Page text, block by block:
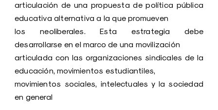
articulación de una propuesta de política pública
educativa alternativa a la que promueven
los neoliberales. Esta estrategia debe
desarrollarse en el marco de una movilización
articulada con las organizaciones sindicales de la
educación, movimientos estudiantiles,
movimientos sociales, intelectuales y la sociedad
en general